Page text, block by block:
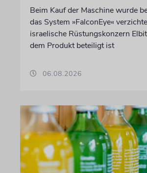
Beim Kauf der Maschine wurde
das System »FalconEye«
israelische Rüstungskonzern
dem Produkt beteiligt ist
06.08.2026